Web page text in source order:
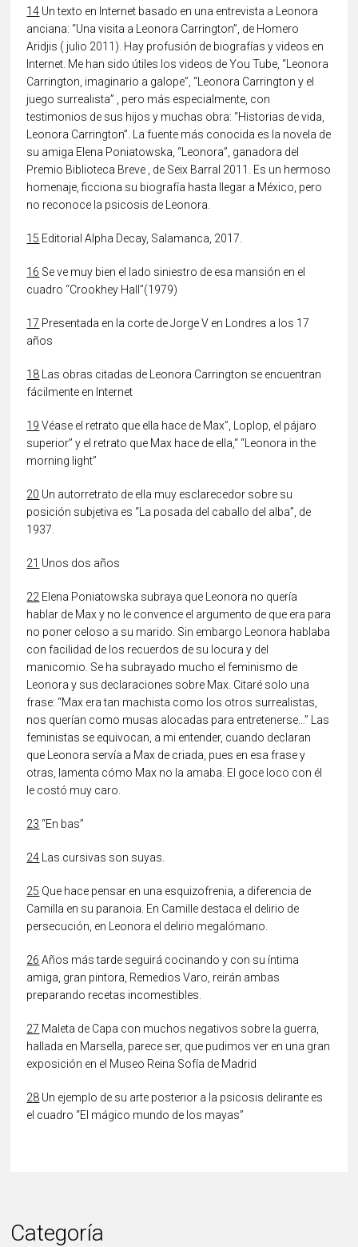
14 Un texto en Internet basado en una entrevista a Leonora
anciana: “Una visita a Leonora Carrington”, de Homero
Aridjis ( julio 2011). Hay profusión de biografías y videos en
Internet. Me han sido útiles los videos de You Tube, “Leonora
Carrington, imaginario a galope”, “Leonora Carrington y el
juego surrealista” , pero más especialmente, con
testimonios de sus hijos y muchas obra: “Historias de vida,
Leonora Carrington”. La fuente más conocida es la novela de
su amiga Elena Poniatowska, “Leonora”, ganadora del
Premio Biblioteca Breve , de Seix Barral 2011. Es un hermoso
homenaje, ficciona su biografía hasta llegar a México, pero
no reconoce la psicosis de Leonora.
15 Editorial Alpha Decay, Salamanca, 2017.
16 Se ve muy bien el lado siniestro de esa mansión en el
cuadro “Crookhey Hall”(1979)
17 Presentada en la corte de Jorge V en Londres a los 17
años
18 Las obras citadas de Leonora Carrington se encuentran
fácilmente en Internet
19 Véase el retrato que ella hace de Max”, Loplop, el pájaro
superior” y el retrato que Max hace de ella,“ “Leonora in the
morning light”
20 Un autorretrato de ella muy esclarecedor sobre su
posición subjetiva es “La posada del caballo del alba”, de
1937.
21 Unos dos años
22 Elena Poniatowska subraya que Leonora no quería
hablar de Max y no le convence el argumento de que era para
no poner celoso a su marido. Sin embargo Leonora hablaba
con facilidad de los recuerdos de su locura y del
manicomio. Se ha subrayado mucho el feminismo de
Leonora y sus declaraciones sobre Max. Citaré solo una
frase: “Max era tan machista como los otros surrealistas,
nos querían como musas alocadas para entretenerse…” Las
feministas se equivocan, a mi entender, cuando declaran
que Leonora servía a Max de criada, pues en esa frase y
otras, lamenta cómo Max no la amaba. El goce loco con él
le costó muy caro.
23 “En bas”
24 Las cursivas son suyas.
25 Que hace pensar en una esquizofrenia, a diferencia de
Camilla en su paranoia. En Camille destaca el delirio de
persecución, en Leonora el delirio megalómano.
26 Años más tarde seguirá cocinando y con su íntima
amiga, gran pintora, Remedios Varo, reirán ambas
preparando recetas incomestibles.
27 Maleta de Capa con muchos negativos sobre la guerra,
hallada en Marsella, parece ser, que pudimos ver en una gran
exposición en el Museo Reina Sofía de Madrid
28 Un ejemplo de su arte posterior a la psicosis delirante es
el cuadro “El mágico mundo de los mayas”
Categoría